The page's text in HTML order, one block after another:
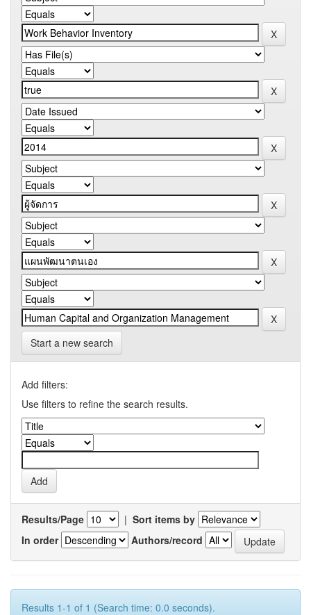
Start a new search
Add filters:
Use filters to refine the search results.
Results/Page | Sort items by
In order
Authors/record
Results 1-1 of 1 (Search time: 0.0 seconds).